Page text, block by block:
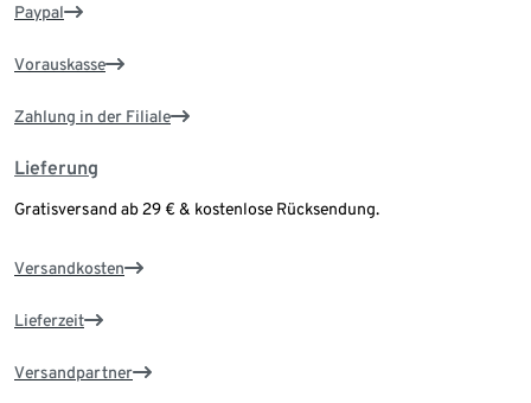
Paypal
Vorauskasse
Zahlung in der Filiale
Lieferung
Gratisversand ab 29 € & kostenlose Rücksendung.
Versandkosten
Lieferzeit
Versandpartner